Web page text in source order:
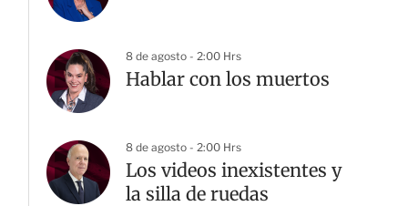
8 de agosto - 2:00 Hrs
Hablar con los muertos
8 de agosto - 2:00 Hrs
Los videos inexistentes y
la silla de ruedas